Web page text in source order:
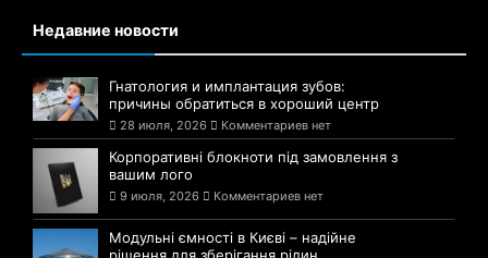
Недавние новости
Гнатология и имплантация зубов:
причины обратиться в хороший центр
28 июля, 2026 Комментариев нет
Корпоративні блокноти під замовлення з
вашим лого
9 июля, 2026 Комментариев нет
Модульні ємності в Києві – надійне